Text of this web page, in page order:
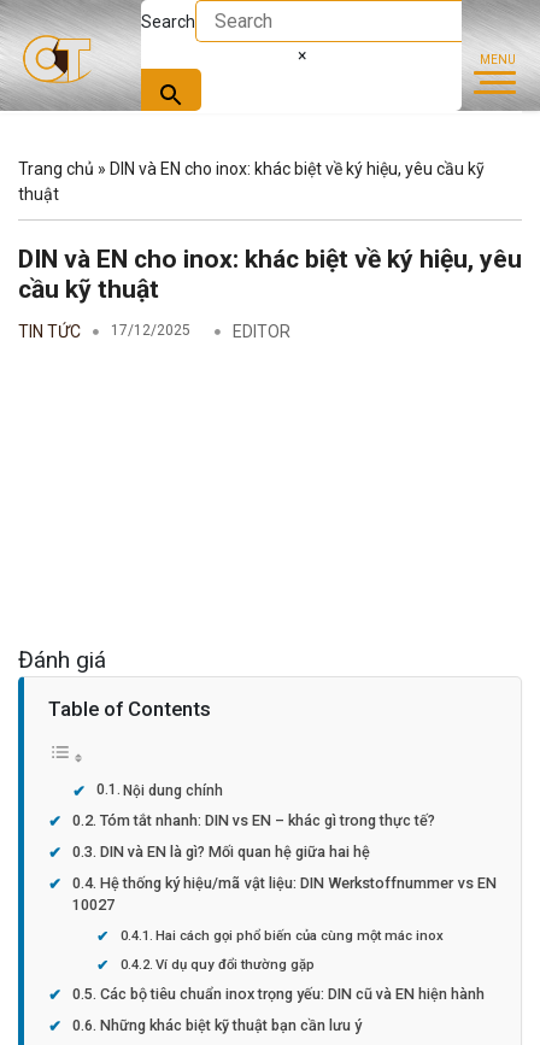
Search
×
Trang chủ » DIN và EN cho inox: khác biệt về ký hiệu, yêu cầu kỹ
thuật
DIN và EN cho inox: khác biệt về ký hiệu, yêu
cầu kỹ thuật
TIN TỨC 17/12/2025 EDITOR
Đánh giá
Table of Contents
Nội dung chính
Tóm tắt nhanh: DIN vs EN – khác gì trong thực tế?
DIN và EN là gì? Mối quan hệ giữa hai hệ
Hệ thống ký hiệu/mã vật liệu: DIN Werkstoffnummer vs EN
10027
Hai cách gọi phổ biến của cùng một mác inox
Ví dụ quy đổi thường gặp
Các bộ tiêu chuẩn inox trọng yếu: DIN cũ và EN hiện hành
Những khác biệt kỹ thuật bạn cần lưu ý